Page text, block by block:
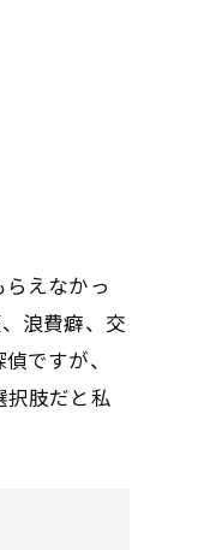
えなかっ
浪費癖、交
ですが、
択肢だと私